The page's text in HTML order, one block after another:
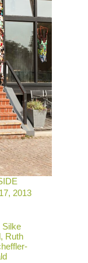
2013
Silke
Ruth